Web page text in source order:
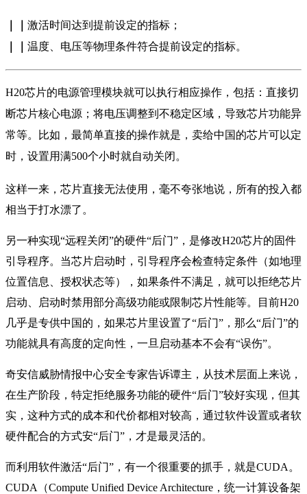
激活时间达到提前设定的指标；
温度、电压等物理条件符合提前设定的指标。
H20芯片的电源管理模块就可以执行相应操作，包括：直接切
断芯片核心电源；将电压调整到不稳定区域，导致芯片功能异
常等。比如，最简单直接的操作就是，卖给中国的芯片可以定
时，设置用满500个小时就自动关闭。
这样一来，芯片直接无法使用，毫不夸张地说，所有的投入都
相当于打水漂了。
另一种实现“远程关闭”的硬件“后门”，是修改H20芯片的固件
引导程序。当芯片启动时，引导程序会检查特定条件（如地理
位置信息、授权状态等），如果条件不满足，就可以拒绝芯片
启动、启动时禁用部分高级功能或限制芯片性能等。目前H20
几乎是专供中国的，如果芯片里设置了“后门”，那么“后门”的
功能就具有高度的定向性，一旦启动基本不会有“误伤”。
奇安信威胁情报中心安全专家告诉谭主，从技术层面上来说，
在生产阶段，特定拒绝服务功能的硬件“后门”较好实现，但其
实，这种方式的成本和代价都相对较高，通过软件设置或者软
硬件配合的方式安“后门”，才是最灵活的。
而利用软件激活“后门”，有一个很重要的抓手，就是CUDA。
CUDA（Compute Unified Device Architecture，统一计算设备架